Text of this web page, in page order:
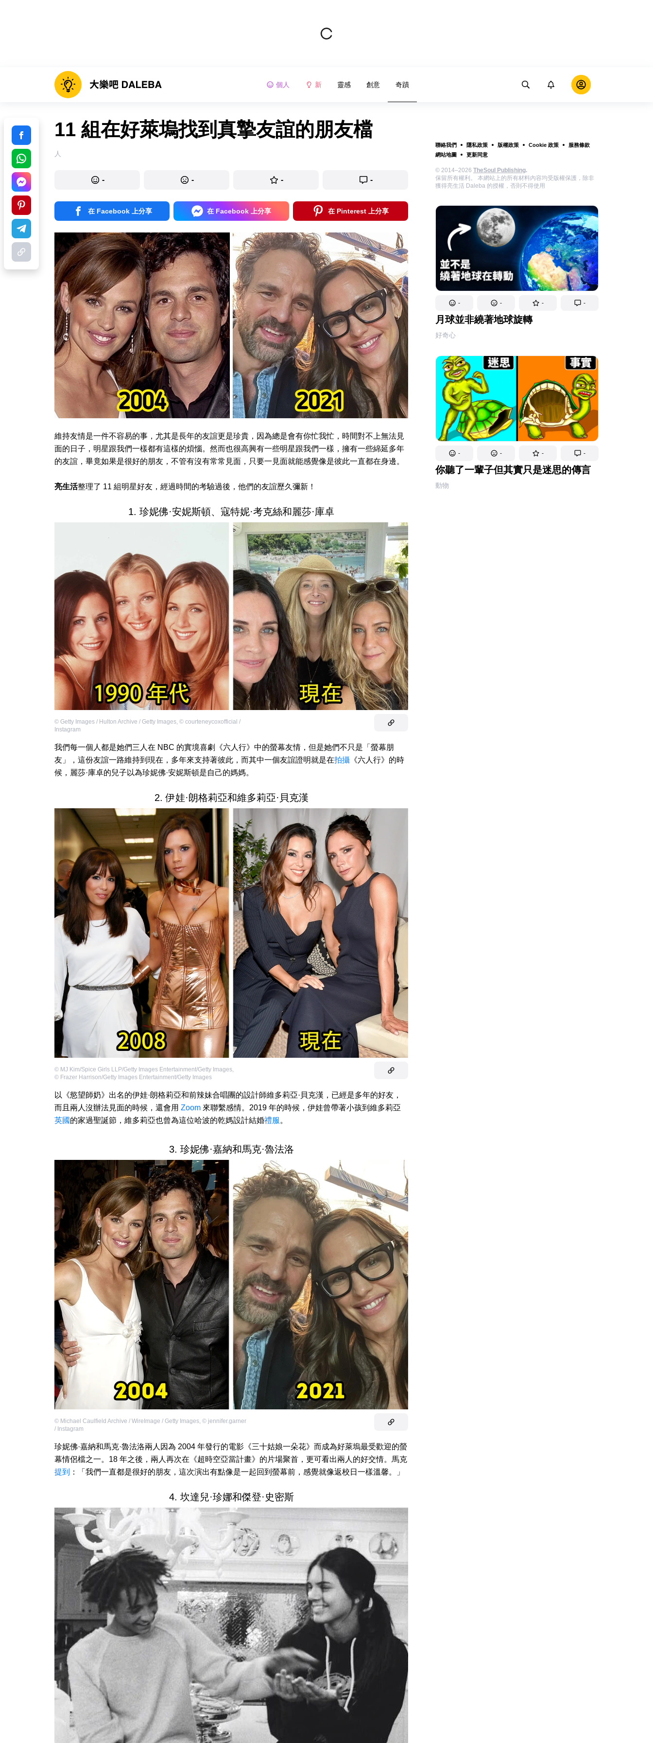
個人 新 靈感 創意 奇蹟
聯絡我們 隱私政策 版權政策 Cookie 政策
服務條款
網站地圖
更新同意
© 2014–2026 TheSoul Publishing.
保留所有權利。 本網站上的所有材料內容均受版權保護，除非
獲得亮生活 Daleba 的授權，否則不得使用
- - - -
月球並非繞著地球旋轉
好奇心
- - - -
你聽了一輩子但其實只是迷思的傳言
動物
11 組在好萊塢找到真摯友誼的朋友檔
人
- - - -
在 Facebook 上分享 在 Facebook 上分享 在 Pinterest 上分享
維持友情是一件不容易的事，尤其是長年的友誼更是珍貴，因為總是會有你忙我忙，時間對不上無法見
面的日子，明星跟我們一樣都有這樣的煩惱。然而也很高興有一些明星跟我們一樣，擁有一些綿延多年
的友誼，畢竟如果是很好的朋友，不管有沒有常常見面，只要一見面就能感覺像是彼此一直都在身邊。
亮生活整理了 11 組明星好友，經過時間的考驗過後，他們的友誼歷久彌新！
1. 珍妮佛·安妮斯頓、寇特妮·考克絲和麗莎·庫卓
© Getty Images / Hulton Archive / Getty Images, © courteneycoxofficial /
Instagram
我們每一個人都是她們三人在 NBC 的實境喜劇《六人行》中的螢幕友情，但是她們不只是「螢幕朋
友」，這份友誼一路維持到現在，多年來支持著彼此，而其中一個友誼證明就是在拍攝 《六人行》的時
候，麗莎·庫卓的兒子以為珍妮佛·安妮斯頓是自己的媽媽。
2. 伊娃·朗格莉亞和維多莉亞·貝克漢
© MJ Kim/Spice Girls LLP/Getty Images Entertainment/Getty Images,
© Frazer Harrison/Getty Images Entertainment/Getty Images
以《慾望師奶》出名的伊娃·朗格莉亞和前辣妹合唱團的設計師維多莉亞·貝克漢，已經是多年的好友，
而且兩人沒辦法見面的時候，還會用 Zoom 來聯繫感情。2019 年的時候，伊娃曾帶著小孩到維多莉亞
英國的家過聖誕節，維多莉亞也曾為這位哈波的乾媽設計結婚禮服 。
3. 珍妮佛·嘉納和馬克·魯法洛
© Michael Caulfield Archive / WireImage / Getty Images, © jennifer.garner
/ Instagram
珍妮佛·嘉納和馬克·魯法洛兩人因為 2004 年發行的電影《三十姑娘一朵花》而成為好萊塢最受歡迎的螢
幕情侶檔之一。18 年之後，兩人再次在《超時空亞當計畫》的片場聚首，更可看出兩人的好交情。馬克
提到
：「我們一直都是很好的朋友，這次演出有點像是一起回到螢幕前，感覺就像返校日一樣溫馨。」
4. 坎達兒·珍娜和傑登·史密斯